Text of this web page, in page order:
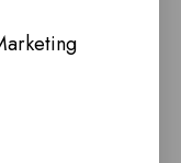
10.00 - 18.00